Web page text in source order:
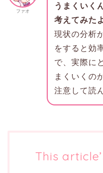
ファオ
うまくいく
考えてみた
現状の分析
をすると効
で、実際に
まくいくの
注意して読
This